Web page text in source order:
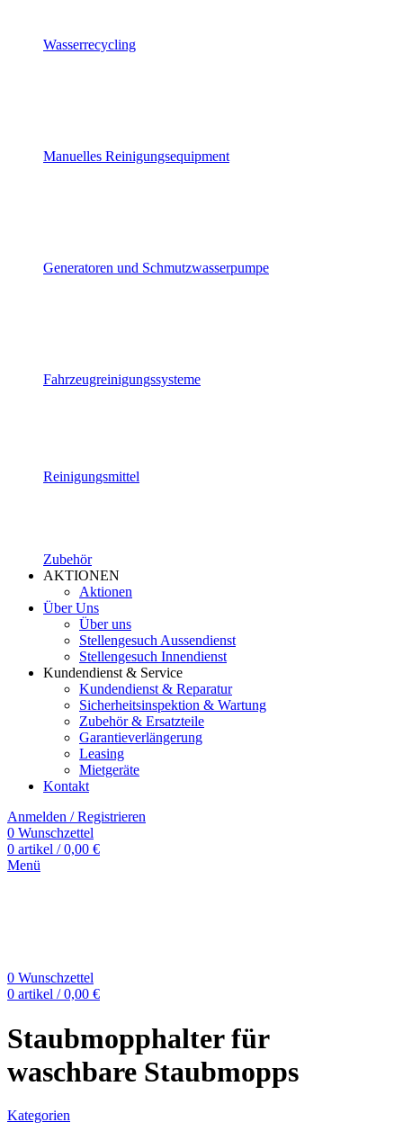
Wasserrecycling
Manuelles Reinigungsequipment
Generatoren und Schmutzwasserpumpe
Fahrzeugreinigungssysteme
Reinigungsmittel
Zubehör
AKTIONEN
Aktionen
Über Uns
Über uns
Stellengesuch Aussendienst
Stellengesuch Innendienst
Kundendienst & Service
Kundendienst & Reparatur
Sicherheitsinspektion & Wartung
Zubehör & Ersatzteile
Garantieverlängerung
Leasing
Mietgeräte
Kontakt
Anmelden / Registrieren
0 Wunschzettel
0 artikel / 0,00 €
Menü
0 Wunschzettel
0 artikel / 0,00 €
Staubmopphalter für
waschbare Staubmopps
Kategorien